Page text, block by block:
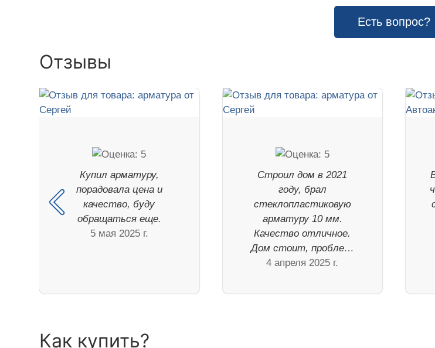
Есть вопрос?
Отзывы
Купил арматуру,
порадовала цена и
качество, буду
обращаться еще.
5 мая 2025 г.
Строил дом в 2021
году, брал
стеклопластиковую
арматуру 10 мм.
Качество отличное.
Дом стоит, пробле…
4 апреля 2025 г.
Как купить?